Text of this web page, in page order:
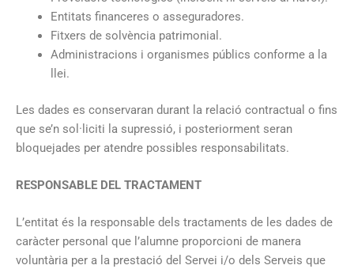
Entitats financeres o asseguradores.
Fitxers de solvència patrimonial.
Administracions i organismes públics conforme a la
llei.
Les dades es conservaran durant la relació contractual o fins
que se’n sol·liciti la supressió, i posteriorment seran
bloquejades per atendre possibles responsabilitats.
RESPONSABLE DEL TRACTAMENT
L’entitat és la responsable dels tractaments de les dades de
caràcter personal que l’alumne proporcioni de manera
voluntària per a la prestació del Servei i/o dels Serveis que